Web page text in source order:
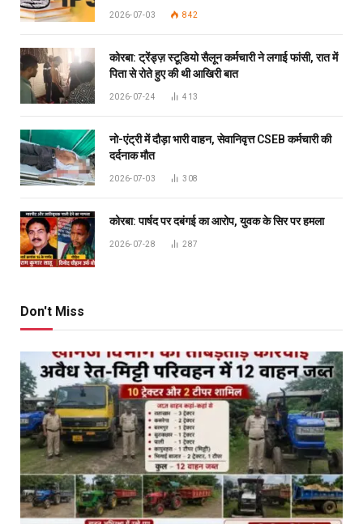
2026-07-03 842
कोरबा: ट्रेंड्ज़ स्टूडियो सैलून कर्मचारी ने लगाई फांसी, रात में
पिता से रोते हुए की थी आखिरी बात
2026-07-24 413
नो-एंट्री में दौड़ा भारी वाहन, सेवानिवृत्त CSEB कर्मचारी की
दर्दनाक मौत
2026-07-03 308
कोरबा: पार्षद पर दबंगई का आरोप, युवक के सिर पर हमला
2026-07-28 287
Don't Miss